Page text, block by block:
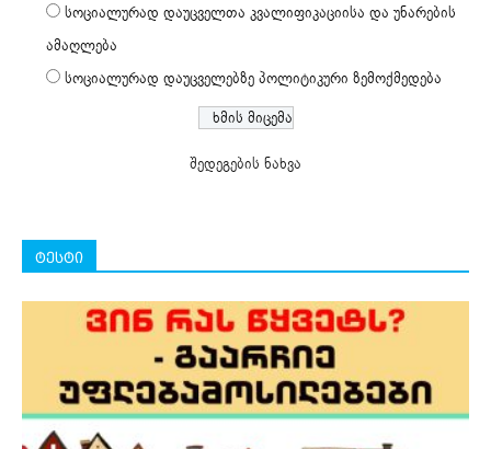
სოციალურად დაუცველთა კვალიფიკაციისა და უნარების
ამაღლება
სოციალურად დაუცველებზე პოლიტიკური ზემოქმედება
შედეგების ნახვა
ტესტი